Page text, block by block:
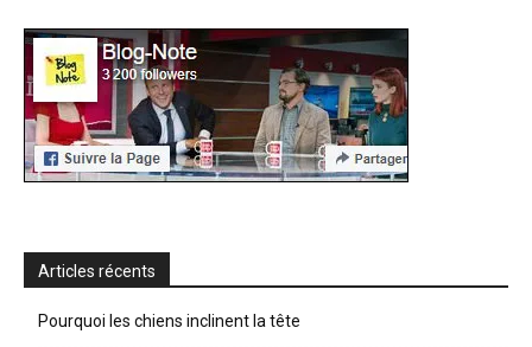
Articles récents
Pourquoi les chiens inclinent la tête